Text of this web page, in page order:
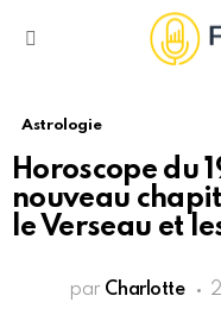
Astrologie
Horoscope du
nouveau
le Verseau et
par Charlotte